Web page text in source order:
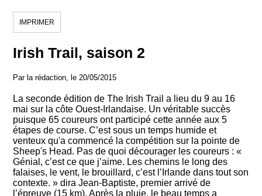
IMPRIMER
Irish Trail, saison 2
Par la rédaction, le 20/05/2015
La seconde édition de The Irish Trail a lieu du 9 au 16
mai sur la côte Ouest-Irlandaise. Un véritable succès
puisque 65 coureurs ont participé cette année aux 5
étapes de course. C’est sous un temps humide et
venteux qu'a commencé la compétition sur la pointe de
Sheep's Head. Pas de quoi décourager les coureurs : «
Génial, c’est ce que j’aime. Les chemins le long des
falaises, le vent, le brouillard, c’est l’Irlande dans tout son
contexte. » dira Jean-Baptiste, premier arrivé de
l’épreuve (15 km). Après la pluie, le beau temps a